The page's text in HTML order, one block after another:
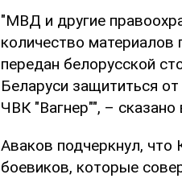
"МВД и другие
количество материалов
передан белорусской
Беларуси защититься
ЧВК "Вагнер"", –
Аваков подчеркнул, что
боевиков, которые